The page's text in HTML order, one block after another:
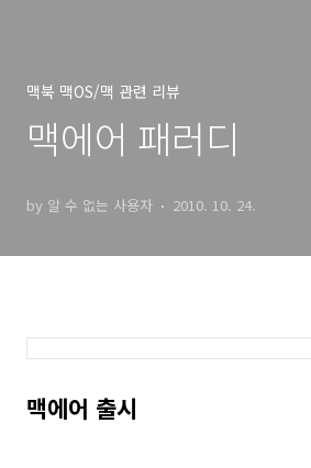
맥북 맥OS/맥 관련 리뷰
맥에어 패러디
by 알 수 없는 사용자 2010. 10. 24.
맥에어 출시